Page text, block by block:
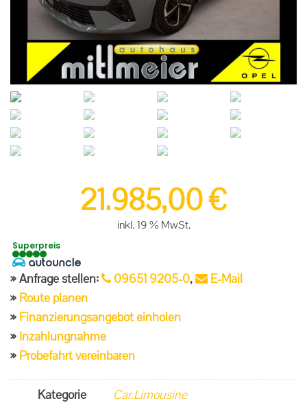
21.985,00€
inkl. 19 % MwSt.
Superpreis
Anfrage stellen: 09651 9205-0,
E-Mail
Route planen
Finanzierungsangebot einholen
Inzahlungnahme
Probefahrt vereinbaren
Kategorie
Car.Limousine